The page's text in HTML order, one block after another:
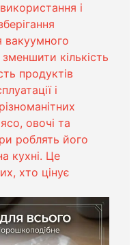
і
вакуумного
кількість
продуктів
і
овочі та
роблять його
кухні. Це
хто цінує